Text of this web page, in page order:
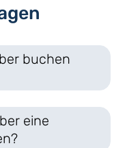
buchen
eine